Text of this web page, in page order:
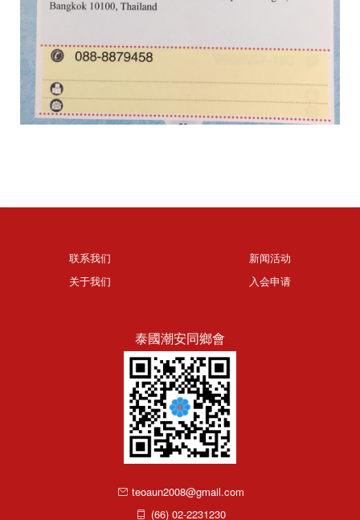
联系我们
关于我们
新闻活动
入会申请
泰國潮安同鄉會
teoaun2008@gmail.com
(66) 02-2231230